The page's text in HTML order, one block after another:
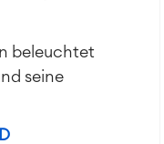
beleuchtet
seine